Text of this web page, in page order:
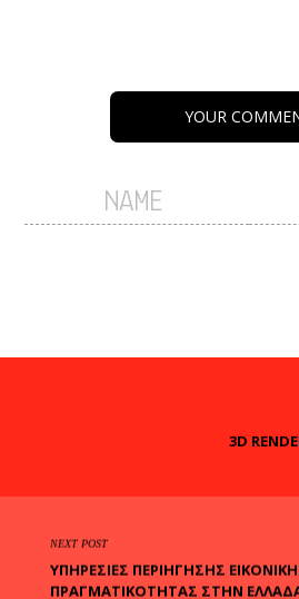
YOUR
3D
NEXT POST
ΥΠΗΡΕΣΊΕΣ ΠΕΡΙΉΓΗΣΗΣ
ΠΡΑΓΜΑΤΙΚΌΤΗΤΑΣ ΣΤΗΝ